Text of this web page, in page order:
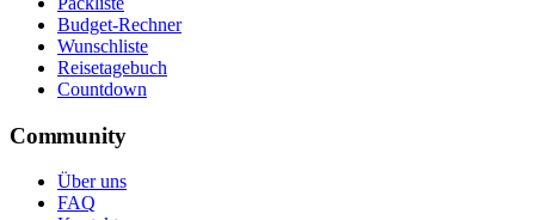
Budget-Rechner
Wunschliste
Reisetagebuch
Countdown
Community
Über uns
FAQ